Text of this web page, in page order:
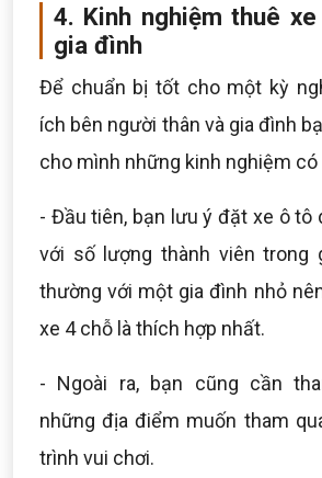
4. Kinh nghiệm thuê
gia đình
Để chuẩn bị tốt cho một kỳ
ích bên người thân và gia đình
cho mình những kinh nghiệm có
- Đầu tiên, bạn lưu ý đặt xe ô tô
với số lượng thành viên trong
thường với một gia đình nhỏ
xe 4 chỗ là thích hợp nhất.
- Ngoài ra, bạn cũng cần
những địa điểm muốn tham
trình vui chơi.